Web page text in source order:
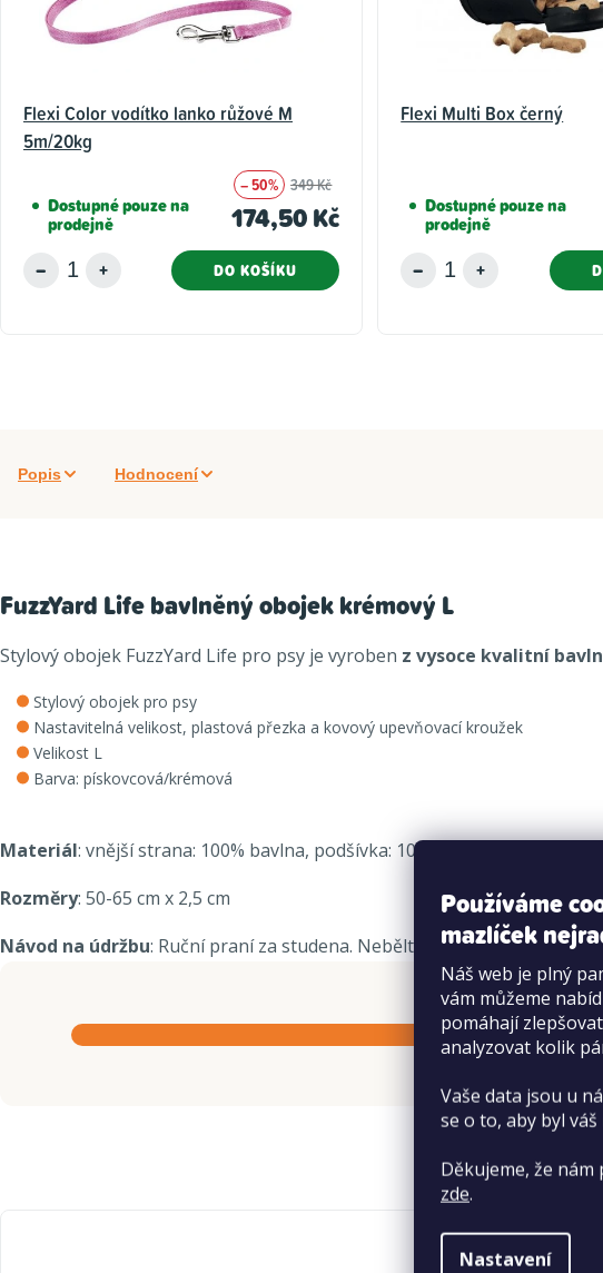
Používáme
mazlíček
Náš web je plný
vám můžeme
pomáhají
analyzovat kolik
Vaše data jsou u
se o to, aby byl
Děkujeme, že
zde.
Nastavení
Flexi Color vodítko lanko růžové M
5m/20kg
Dostupné pouze na
prodejně
– 50% 349 Kč
174,50 Kč
DO KOŠÍKU
Flexi Multi Box černý
Dostupné pouze na
prodejně
Popis Hodnocení
FuzzYard Life bavlněný obojek krémový L
Stylový obojek FuzzYard Life pro psy je vyroben z vysoce kvalitní
Stylový obojek pro psy
Nastavitelná velikost, plastová přezka a kovový upevňovací kroužek
Velikost L
Barva: pískovcová/krémová
Materiál: vnější strana: 100% bavlna, podšívka: 100% polyester
Rozměry: 50-65 cm x 2,5 cm
Návod na údržbu: Ruční praní za studena. Nebělte, neodmáčejte ani